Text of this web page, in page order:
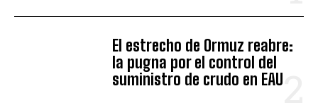
El estrecho de Ormuz reabre:
la pugna por el control del
suministro de crudo en EAU